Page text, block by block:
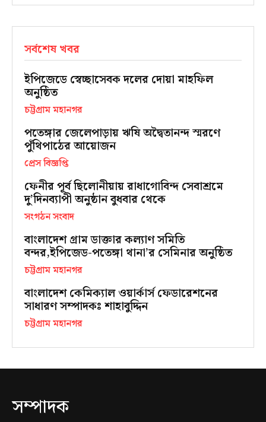
সর্বশেষ খবর
ইপিজেডে স্বেচ্ছাসেবক দলের দোয়া মাহফিল
অনুষ্ঠিত
চট্টগ্রাম মহানগর
পতেঙ্গার জেলেপাড়ায় ঋষি অদ্বৈতানন্দ স্মরণে
পুঁথিপাঠের আয়োজন
প্রেস বিজ্ঞপ্তি
ফেনীর পূর্ব ছিলোনীয়ায় রাধাগোবিন্দ সেবাশ্রমে
দু’দিনব্যাপী অনুষ্ঠান বুধবার থেকে
সংগঠন সংবাদ
বাংলাদেশ গ্রাম ডাক্তার কল্যাণ সমিতি
বন্দর,ইপিজেড-পতেঙ্গা থানা’র সেমিনার অনুষ্ঠিত
চট্টগ্রাম মহানগর
বাংলাদেশ কেমিক্যাল ওয়ার্কার্স ফেডারেশনের
সাধারণ সম্পাদকঃ শাহাবুদ্দিন
চট্টগ্রাম মহানগর
সম্পাদক